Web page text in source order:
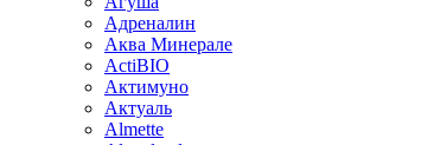
Адреналин
Аква Минерале
ActiBIO
Актимуно
Актуаль
Almette